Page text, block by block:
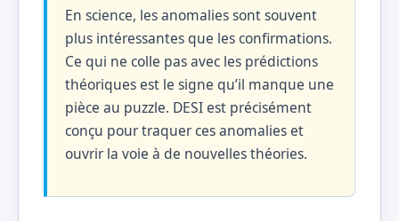
En science, les anomalies sont souvent
plus intéressantes que les confirmations.
Ce qui ne colle pas avec les prédictions
théoriques est le signe qu’il manque une
pièce au puzzle. DESI est précisément
conçu pour traquer ces anomalies et
ouvrir la voie à de nouvelles théories.